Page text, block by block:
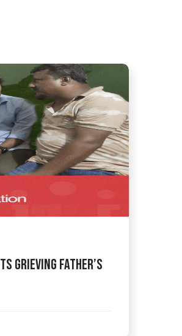
Grieving Father’s